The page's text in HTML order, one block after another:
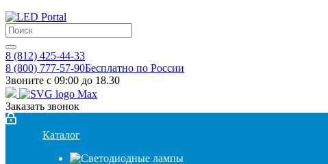
8 (812) 425-44-33
8 (800) 777-57-90Бесплатно по России
Звоните с 09:00 до 18.30
Заказать звонок
Каталог